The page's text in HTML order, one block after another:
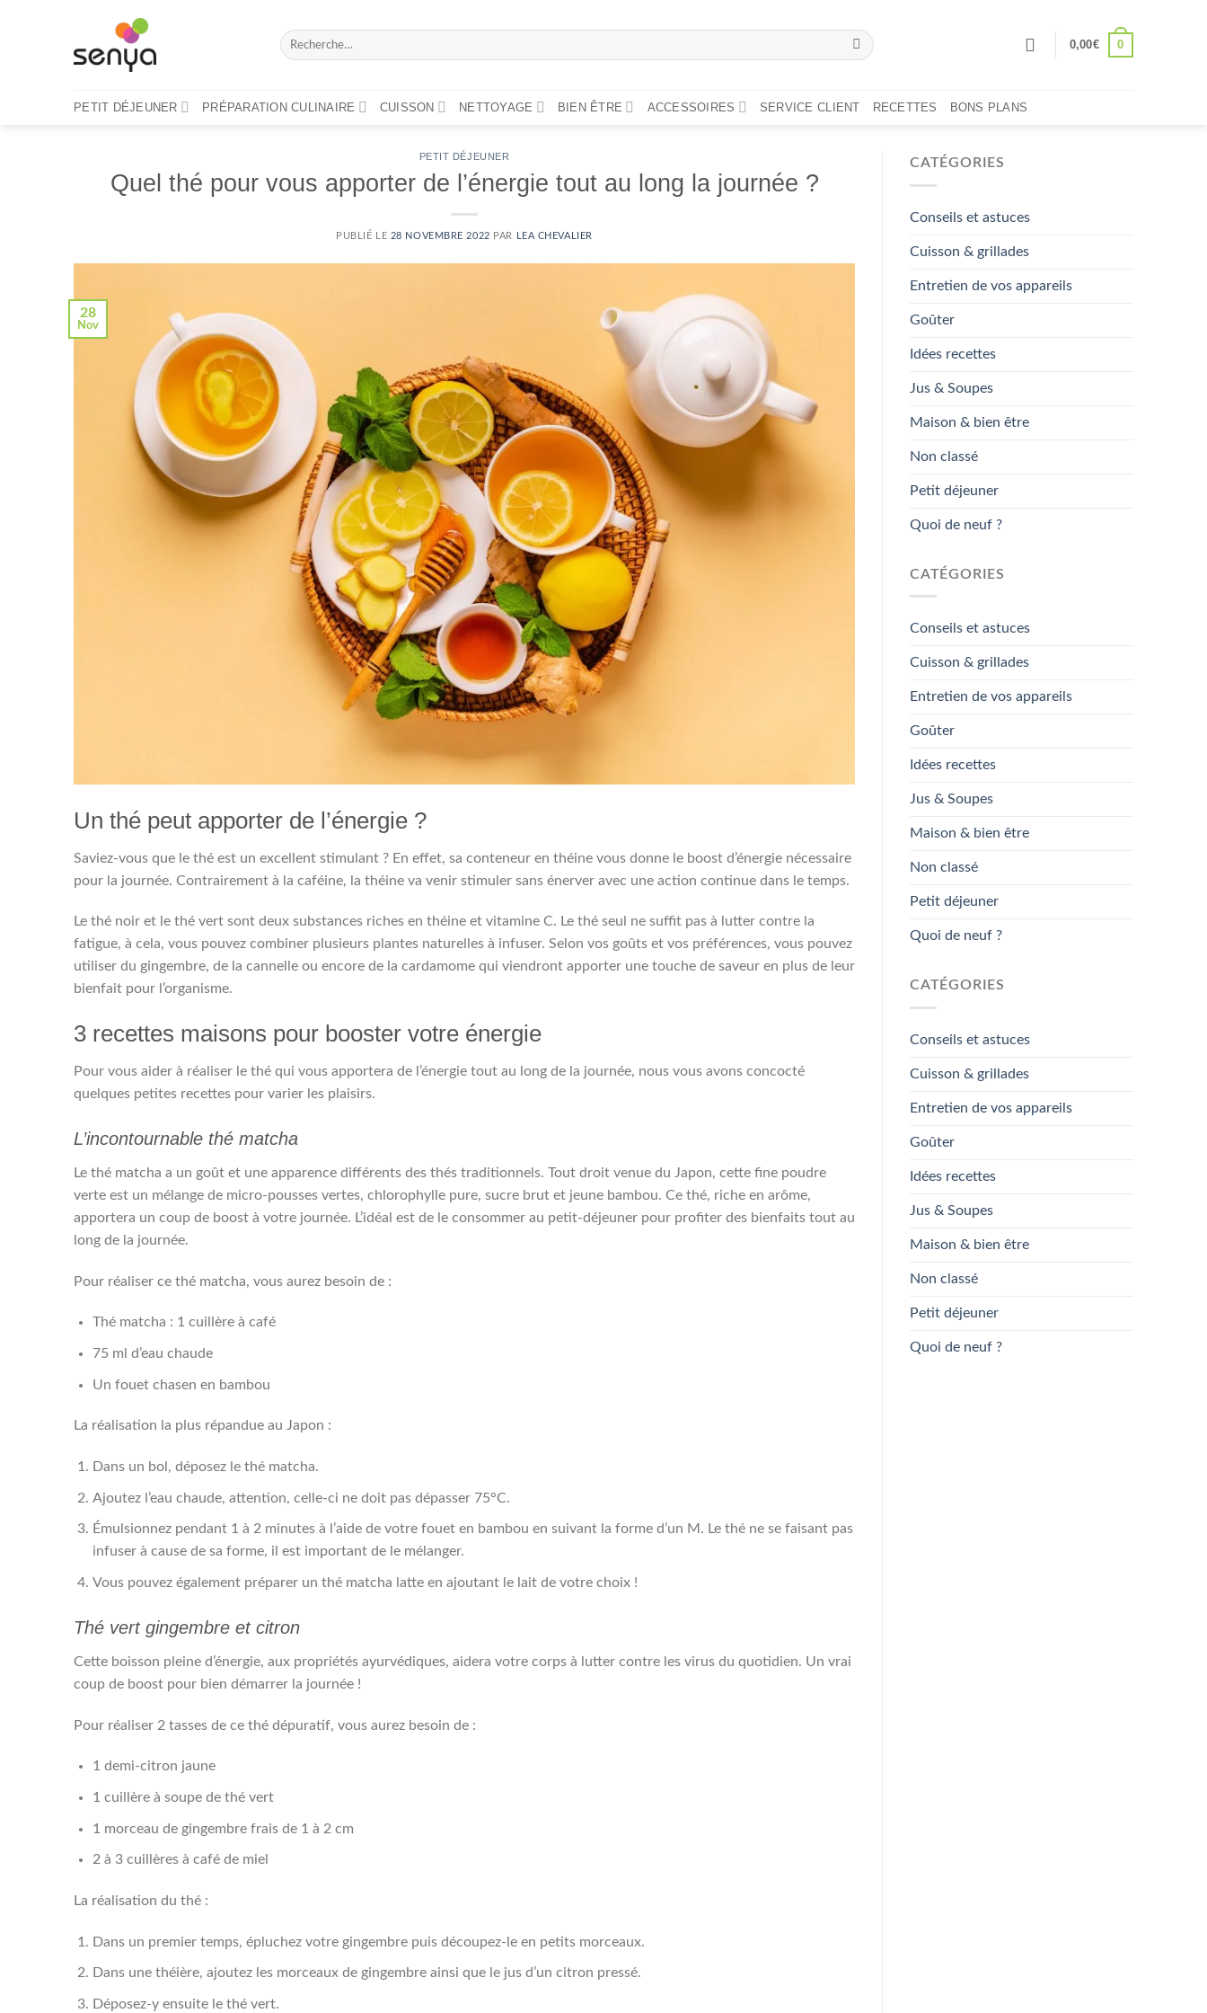
Recherche
pour :
0,00€ 0
PETIT DÉJEUNER PRÉPARATION CULINAIRE CUISSON NETTOYAGE BIEN ÊTRE ACCESSOIRES SERVICE CLIENT RECETTES BONS PLANS
PETIT DÉJEUNER
Quel thé pour vous apporter de l’énergie tout au long la journée ?
PUBLIÉ LE 28 NOVEMBRE 2022 PAR LEA CHEVALIER
28
Nov
Un thé peut apporter de l’énergie ?
Saviez-vous que le thé est un excellent stimulant ? En effet, sa conteneur en théine vous donne le boost d’énergie nécessaire
pour la journée. Contrairement à la caféine, la théine va venir stimuler sans énerver avec une action continue dans le temps.
Le thé noir et le thé vert sont deux substances riches en théine et vitamine C. Le thé seul ne suffit pas à lutter contre la
fatigue, à cela, vous pouvez combiner plusieurs plantes naturelles à infuser. Selon vos goûts et vos préférences, vous pouvez
utiliser du gingembre, de la cannelle ou encore de la cardamome qui viendront apporter une touche de saveur en plus de leur
bienfait pour l’organisme.
3 recettes maisons pour booster votre énergie
Pour vous aider à réaliser le thé qui vous apportera de l’énergie tout au long de la journée, nous vous avons concocté
quelques petites recettes pour varier les plaisirs.
L’incontournable thé matcha
Le thé matcha a un goût et une apparence différents des thés traditionnels. Tout droit venue du Japon, cette fine poudre
verte est un mélange de micro-pousses vertes, chlorophylle pure, sucre brut et jeune bambou. Ce thé, riche en arôme,
apportera un coup de boost à votre journée. L’idéal est de le consommer au petit-déjeuner pour profiter des bienfaits tout au
long de la journée.
Pour réaliser ce thé matcha, vous aurez besoin de :
Thé matcha : 1 cuillère à café
75 ml d’eau chaude
Un fouet chasen en bambou
La réalisation la plus répandue au Japon :
Dans un bol, déposez le thé matcha.
Ajoutez l’eau chaude, attention, celle-ci ne doit pas dépasser 75°C.
Émulsionnez pendant 1 à 2 minutes à l’aide de votre fouet en bambou en suivant la forme d’un M. Le thé ne se faisant pas
infuser à cause de sa forme, il est important de le mélanger.
Vous pouvez également préparer un thé matcha latte en ajoutant le lait de votre choix !
Thé vert gingembre et citron
Cette boisson pleine d’énergie, aux propriétés ayurvédiques, aidera votre corps à lutter contre les virus du quotidien. Un vrai
coup de boost pour bien démarrer la journée !
Pour réaliser 2 tasses de ce thé dépuratif, vous aurez besoin de :
1 demi-citron jaune
1 cuillère à soupe de thé vert
1 morceau de gingembre frais de 1 à 2 cm
2 à 3 cuillères à café de miel
La réalisation du thé :
Dans un premier temps, épluchez votre gingembre puis découpez-le en petits morceaux.
Dans une théière, ajoutez les morceaux de gingembre ainsi que le jus d’un citron pressé.
Déposez-y ensuite le thé vert.
CATÉGORIES
Conseils et astuces
Cuisson & grillades
Entretien de vos appareils
Goûter
Idées recettes
Jus & Soupes
Maison & bien être
Non classé
Petit déjeuner
Quoi de neuf ?
CATÉGORIES
Conseils et astuces
Cuisson & grillades
Entretien de vos appareils
Goûter
Idées recettes
Jus & Soupes
Maison & bien être
Non classé
Petit déjeuner
Quoi de neuf ?
CATÉGORIES
Conseils et astuces
Cuisson & grillades
Entretien de vos appareils
Goûter
Idées recettes
Jus & Soupes
Maison & bien être
Non classé
Petit déjeuner
Quoi de neuf ?